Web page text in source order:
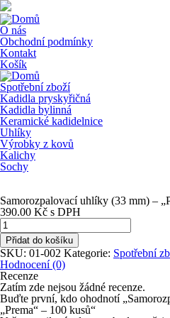
O nás
Obchodní podmínky
Kontakt
Košík
Spotřební zboží
Kadidla pryskyřičná
Kadidla bylinná
Keramické kadidelnice
Uhlíky
Výrobky z kovů
Kalichy
Sochy
Samorozpalovací uhlíky (33 mm) –
390.00 Kč s DPH
Samorozpalovací
uhlíky
(33
mm)
-
"Prema"
-
100
kusů
Přidat do košíku
SKU: 01-002 Kategorie: Spotřební
Hodnocení (0)
Recenze
Zatím zde nejsou žádné recenze.
Buďte první, kdo ohodnotí
„Prema“ – 100 kusů“